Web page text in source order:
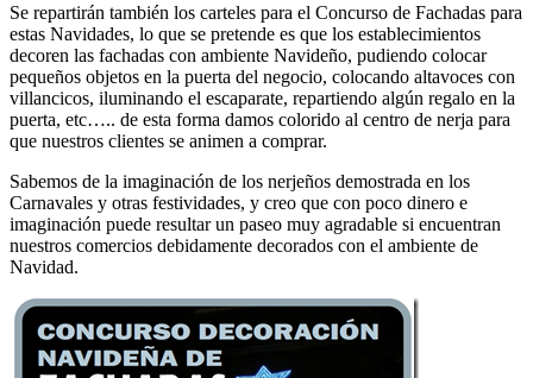
Se repartirán también los carteles para el Concurso de Fachadas para
estas Navidades, lo que se pretende es que los establecimientos
decoren las fachadas con ambiente Navideño, pudiendo colocar
pequeños objetos en la puerta del negocio, colocando altavoces con
villancicos, iluminando el escaparate, repartiendo algún regalo en la
puerta, etc….. de esta forma damos colorido al centro de nerja para
que nuestros clientes se animen a comprar.
Sabemos de la imaginación de los nerjeños demostrada en los
Carnavales y otras festividades, y creo que con poco dinero e
imaginación puede resultar un paseo muy agradable si encuentran
nuestros comercios debidamente decorados con el ambiente de
Navidad.